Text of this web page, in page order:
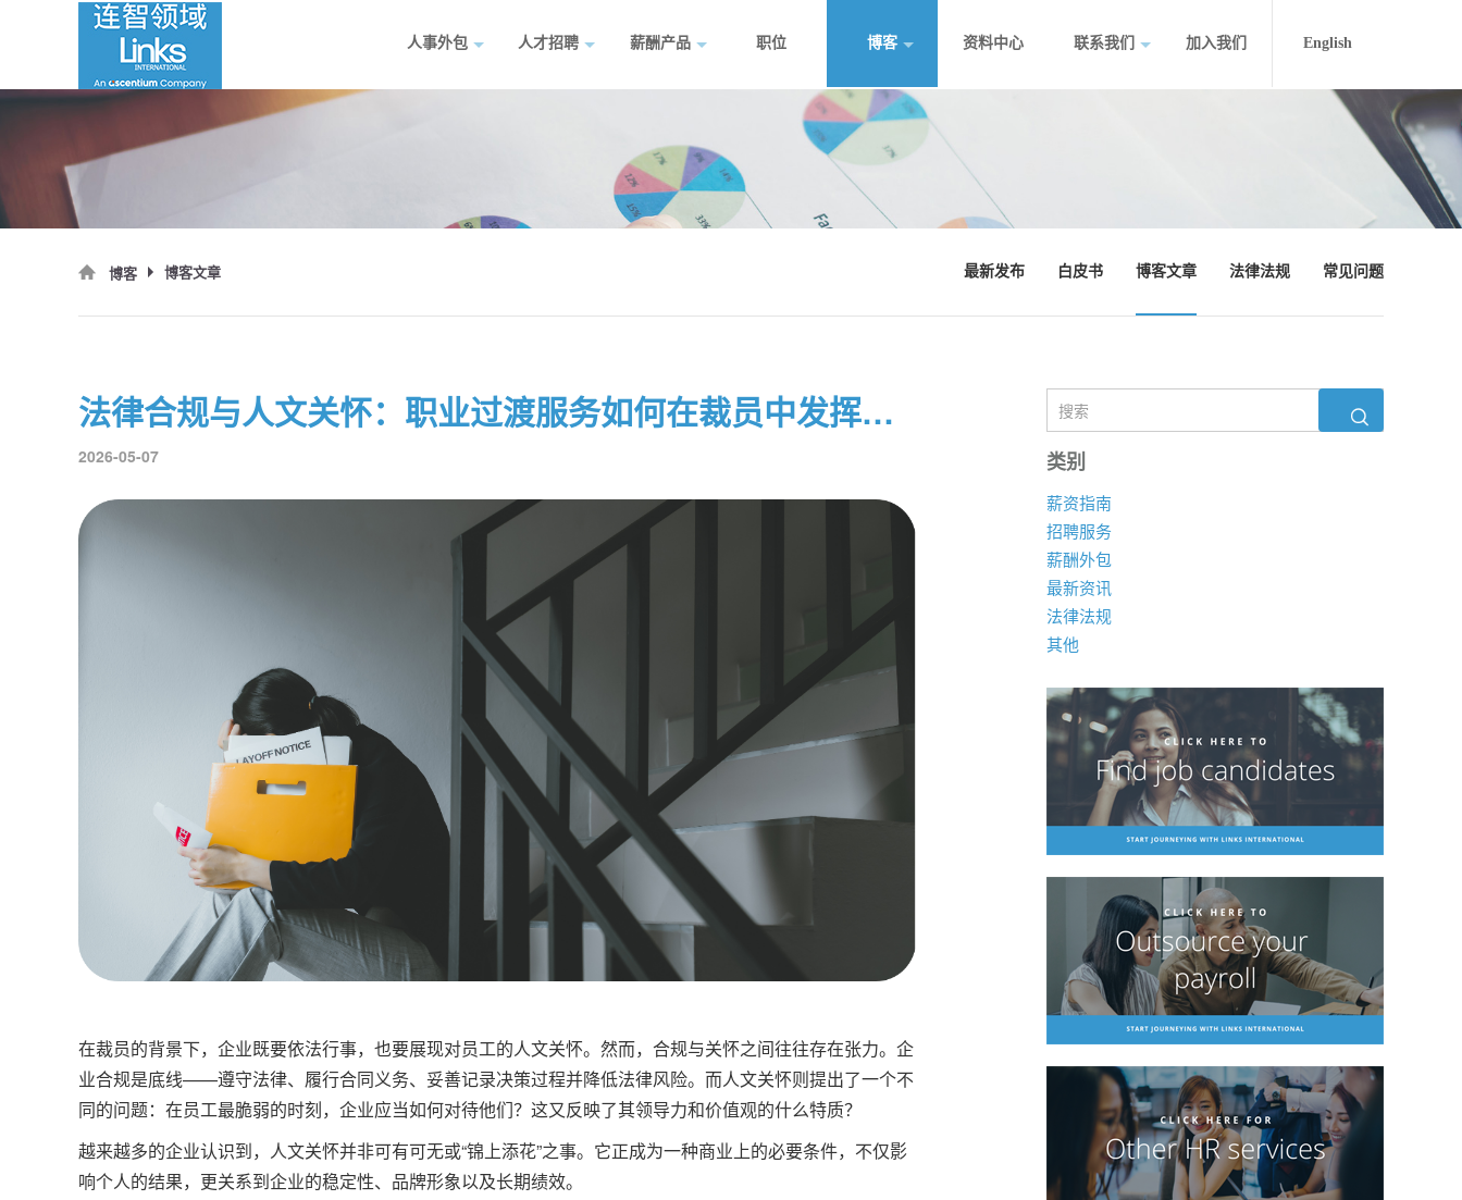
人事外包 人才招聘 薪酬产品 职位 博客 资料中心 联系我们 加入我们 English
博客 博客文章 最新发布 白皮书 博客文章 法律法规 常见问题
法律合规与人文关怀：职业过渡服务如何在裁员中发挥作用
2026-05-07
在裁员的背景下，企业既要依法行事，也要展现对员工的人文关怀。然而，合规与关怀之间往往存在张力。企
业合规是底线——遵守法律、履行合同义务、妥善记录决策过程并降低法律风险。而人文关怀则提出了一个不
同的问题：在员工最脆弱的时刻，企业应当如何对待他们？这又反映了其领导力和价值观的什么特质？
越来越多的企业认识到，人文关怀并非可有可无或“锦上添花”之事。它正成为一种商业上的必要条件，不仅影
响个人的结果，更关系到企业的稳定性、品牌形象以及长期绩效。
类别
薪资指南
招聘服务
薪酬外包
最新资讯
法律法规
其他